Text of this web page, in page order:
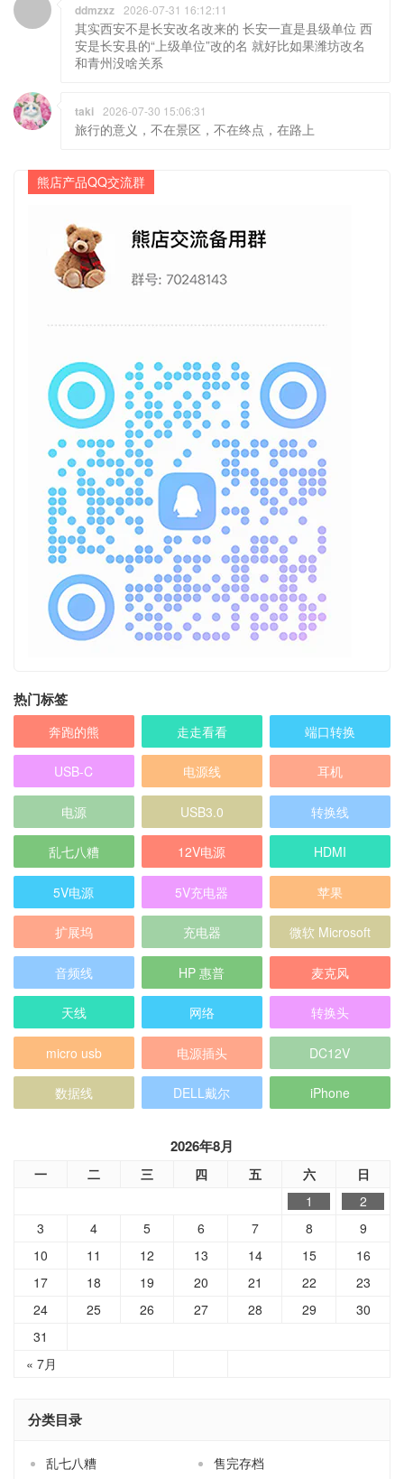
ddmzxz 2026-07-31 16:12:11
其实西安不是长安改名改来的 长安一直是县级单位 西
安是长安县的“上级单位”改的名 就好比如果潍坊改名
和青州没啥关系
taki 2026-07-30 15:06:31
旅行的意义，不在景区，不在终点，在路上
熊店产品QQ交流群
热门标签
奔跑的熊 走走看看 端口转换
USB-C 电源线 耳机
电源 USB3.0 转换线
乱七八糟 12V电源 HDMI
5V电源 5V充电器 苹果
扩展坞 充电器 微软 Microsoft
音频线 HP 惠普 麦克风
天线 网络 转换头
micro usb 电源插头 DC12V
数据线 DELL戴尔 iPhone
2026年8月
一 二 三 四 五 六 日
« 7月
1
2
3
4 5 6 7 8
9
10
11 12 13 14 15
16
17
18 19 20 21 22
23
24
25 26 27 28 29
30
31
分类目录
乱七八糟
售完存档